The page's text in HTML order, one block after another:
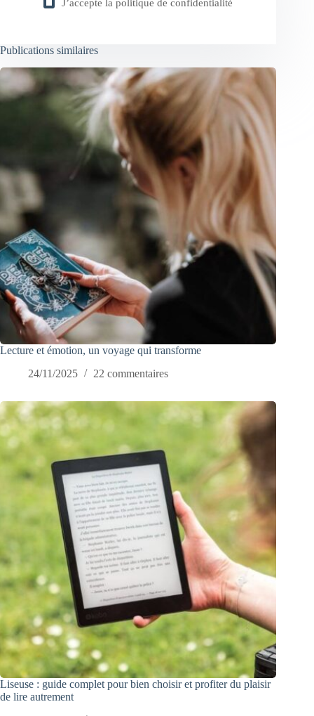
J’accepte la politique de confidentialité
Publications similaires
Lecture et émotion, un voyage qui transforme
24/11/2025
22 commentaires
Liseuse : guide complet pour bien choisir et profiter du plaisir
de lire autrement